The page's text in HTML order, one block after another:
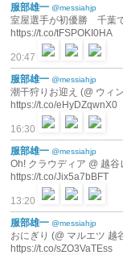
服部雄一 @messiahjp
室屋選手が初優勝 千葉
https://t.co/tFSPOKI0HA
20:47
服部雄一 @messiahjp
潮干狩りお迎え (@ ウィ
https://t.co/eHyDZqwnX0
16:30
服部雄一 @messiahjp
Oh! クラウディア @ 越
https://t.co/Jix5a7bBFT
13:20
服部雄一 @messiahjp
おにぎり (@ マルエツ 越
https://t.co/sZO3VaTEss